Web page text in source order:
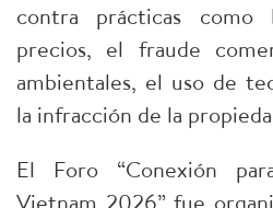
contra prácticas como
precios, el fraude
ambientales, el uso de
la infracción de la
El Foro “Conexión